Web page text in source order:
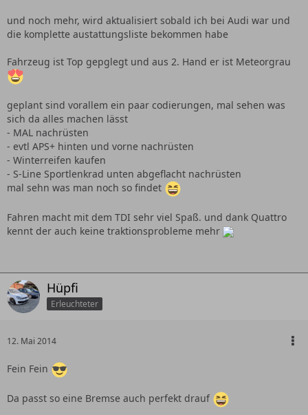
und noch mehr, wird aktualisiert sobald ich bei Audi war und
die komplette austattungsliste bekommen habe
Fahrzeug ist Top gepglegt und aus 2. Hand er ist Meteorgrau
geplant sind vorallem ein paar codierungen, mal sehen was
sich da alles machen lässt
- MAL nachrüsten
- evtl APS+ hinten und vorne nachrüsten
- Winterreifen kaufen
- S-Line Sportlenkrad unten abgeflacht nachrüsten
mal sehn was man noch so findet
Fahren macht mit dem TDI sehr viel Spaß. und dank Quattro
kennt der auch keine traktionsprobleme mehr
Hüpfi
Erleuchteter
12. Mai 2014
Fein Fein
Da passt so eine Bremse auch perfekt drauf